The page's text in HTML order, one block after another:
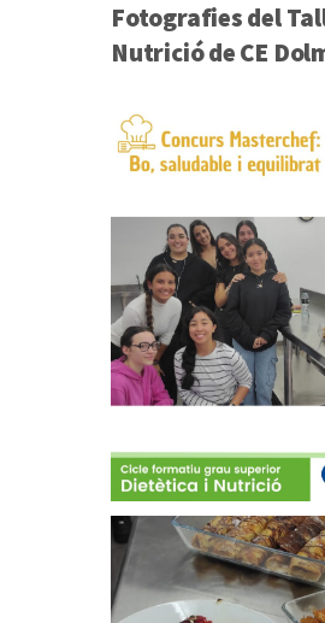
Fotografies del
Nutrició de CE